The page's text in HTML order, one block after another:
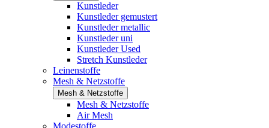
Kunstleder
Kunstleder gemustert
Kunstleder metallic
Kunstleder uni
Kunstleder Used
Stretch Kunstleder
Leinenstoffe
Mesh & Netzstoffe
Mesh & Netzstoffe
Mesh & Netzstoffe
Air Mesh
Modestoffe